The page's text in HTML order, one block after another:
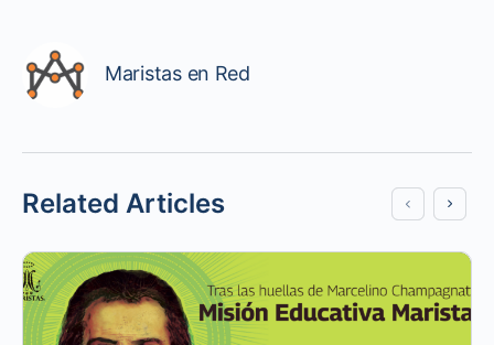
Maristas en Red
Related Articles